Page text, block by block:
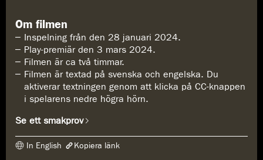
Om filmen
Inspelning från den 28 januari 2024.
Play-premiär den 3 mars 2024.
Filmen är ca två timmar.
Filmen är textad på svenska och engelska. Du
aktiverar textningen genom att klicka på CC-knappen
i spelarens nedre högra hörn.
Se ett smakprov
In English Kopiera länk